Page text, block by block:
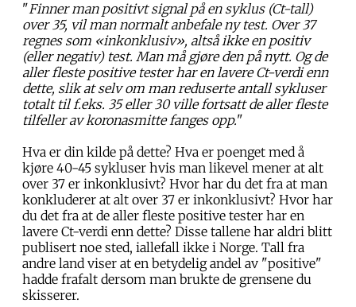
"Finner man positivt signal på en syklus (Ct-tall)
over 35, vil man normalt anbefale ny test. Over 37
regnes som «inkonklusiv», altså ikke en positiv
(eller negativ) test. Man må gjøre den på nytt. Og de
aller fleste positive tester har en lavere Ct-verdi enn
dette, slik at selv om man reduserte antall sykluser
totalt til f.eks. 35 eller 30 ville fortsatt de aller fleste
tilfeller av koronasmitte fanges opp."
Hva er din kilde på dette? Hva er poenget med å
kjøre 40-45 sykluser hvis man likevel mener at alt
over 37 er inkonklusivt? Hvor har du det fra at man
konkluderer at alt over 37 er inkonklusivt? Hvor har
du det fra at de aller fleste positive tester har en
lavere Ct-verdi enn dette? Disse tallene har aldri blitt
publisert noe sted, iallefall ikke i Norge. Tall fra
andre land viser at en betydelig andel av "positive"
hadde frafalt dersom man brukte de grensene du
skisserer.